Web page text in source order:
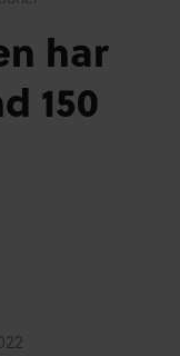
har
150